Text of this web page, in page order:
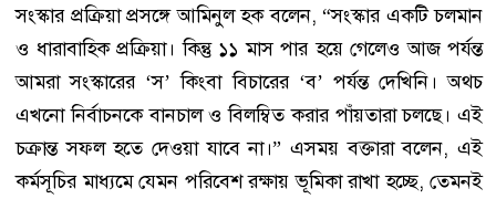
সংস্কার প্রক্রিয়া প্রসঙ্গে আমিনুল হক বলেন, “সংস্কার একটি চলমান
ও ধারাবাহিক প্রক্রিয়া। কিন্তু ১১ মাস পার হয়ে গেলেও আজ পর্যন্ত
আমরা সংস্কারের ‘স’ কিংবা বিচারের ‘ব’ পর্যন্ত দেখিনি। অথচ
এখনো নির্বাচনকে বানচাল ও বিলম্বিত করার পাঁয়তারা চলছে। এই
চক্রান্ত সফল হতে দেওয়া যাবে না।” এসময় বক্তারা বলেন, এই
কর্মসূচির মাধ্যমে যেমন পরিবেশ রক্ষায় ভূমিকা রাখা হচ্ছে, তেমনই